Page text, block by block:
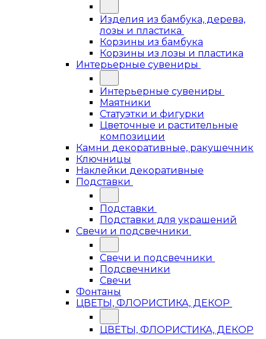
Изделия из бамбука, дерева,
лозы и пластика
Корзины из бамбука
Корзины из лозы и пластика
Интерьерные сувениры
Интерьерные сувениры
Маятники
Статуэтки и фигурки
Цветочные и растительные
композиции
Камни декоративные, ракушечник
Ключницы
Наклейки декоративные
Подставки
Подставки
Подставки для украшений
Свечи и подсвечники
Свечи и подсвечники
Подсвечники
Свечи
Фонтаны
ЦВЕТЫ, ФЛОРИСТИКА, ДЕКОР
ЦВЕТЫ, ФЛОРИСТИКА, ДЕКОР